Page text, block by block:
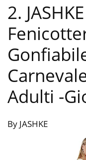
2.
Adulti -
By JASHKE